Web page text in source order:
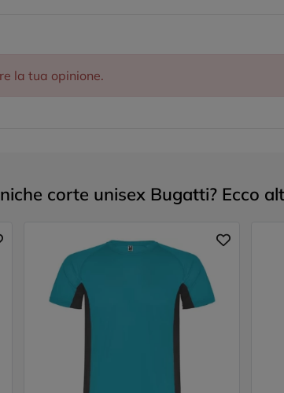
la tua opinione.
corte unisex Bugatti? Ecco